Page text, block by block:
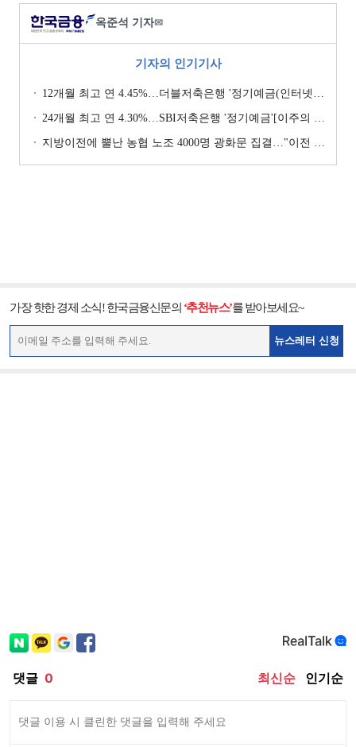
옥준석 기자✉
기자의 인기기사
12개월 최고 연 4.45%…더블저축은행 '정기예금(인터넷뱅킹, 스마트뱅킹)' [이주의 저축은행 예금금리-7월 4주]
24개월 최고 연 4.30%…SBI저축은행 '정기예금'[이주의 저축은행 예금금리-8월 1주]
지방이전에 뿔난 농협 노조 4000명 광화문 집결…"이전 강요 시 금융노조 총파업 불사" [막 오른 금융권 하투(夏鬪)]
가장 핫한 경제 소식! 한국금융신문의 ‘추천뉴스’를 받아보세요~
뉴스레터 신청